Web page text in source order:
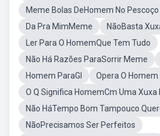
Meme Bolas DeHomem No Pescoço
Da Pra MimMeme
NãoBasta
Ler Para O HomemQue Tem Tudo
Não Há Razões ParaSorrir Meme
Homem ParaGI
Opera O Homem
O Q Significa HomemCm Uma Xuxa
Não HáTempo Bom Tampouco
NãoPrecisamos Ser Perfeitos